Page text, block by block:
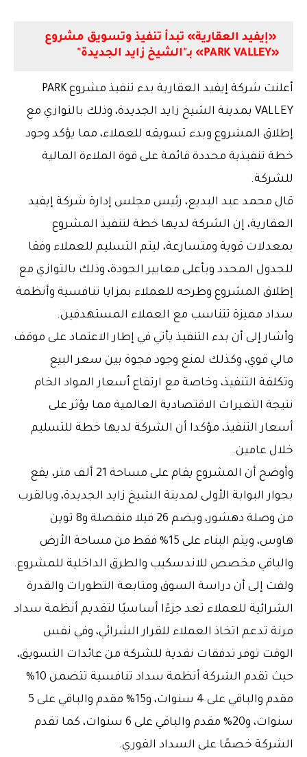
«إيفيد العقارية» تبدأ تنفيذ وتسويق مشروع
«PARK VALLEY» بـ"الشيخ زايد الجديدة"
أعلنت شركة إيفيد العقارية بدء تنفيذ مشروع PARK
VALLEY بمدينة الشيخ زايد الجديدة، وذلك بالتوازي مع
إطلاق المشروع وبدء تسويقه للعملاء، مما يؤكد وجود
خطة تنفيذية محددة قائمة على قوة الملاءة المالية
للشركة.
قال محمد عبد البديع، رئيس مجلس إدارة شركة إيفيد
العقارية، إن الشركة لديها خطة لتنفيذ المشروع
بمعدلات قوية ومتسارعة، ليتم التسليم للعملاء وفقا
للجدول المحدد وبأعلى معايير الجودة، وذلك بالتوازي مع
إطلاق المشروع وطرحه للعملاء بمزايا تنافسية وأنظمة
سداد مميزة تتناسب مع العملاء المستهدفين.
وأشار إلى أن بدء التنفيذ يأتي في إطار الاعتماد على موقف
مالي قوي، وكذلك لمنع وجود فجوة بين سعر البيع
وتكلفة التنفيذ، وخاصة مع ارتفاع أسعار المواد الخام
نتيجة التغيرات الاقتصادية العالمية مما يؤثر على
أسعار التنفيذ، مؤكدا أن الشركة لديها خطة للتسليم
خلال عامين.
وأوضح أن المشروع يقام على مساحة 21 ألف متر، يقع
بجوار البوابة الأولى لمدينة الشيخ زايد الجديدة، وبالقرب
من وصلة دهشور، ويضم 26 فيلا منفصلة و8 توين
هاوس، ويتم البناء على 15% فقط من مساحة الأرض
والباقي مخصص للاندسكيب والطرق الداخلية للمشروع.
ولفت إلى أن دراسة السوق ومتابعة التطورات والقدرة
الشرائية للعملاء تعد جزءًا أساسيًا لتقديم أنظمة سداد
مرنة تدعم اتخاذ العملاء للقرار الشرائي، وفي نفس
الوقت توفر تدفقات نقدية للشركة من عائدات التسويق،
حيث تقدم الشركة أنظمة سداد تنافسية تتضمن 10%
مقدم والباقي على 4 سنوات، و15% مقدم والباقي على 5
سنوات، و20% مقدم والباقي على 6 سنوات، كما تقدم
الشركة خصمًا على السداد الفوري.